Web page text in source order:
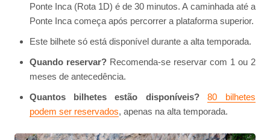
Ponte Inca (Rota 1D) é de 30 minutos. A caminhada até a
Ponte Inca começa após percorrer a plataforma superior.
Este bilhete só está disponível durante a alta temporada.
Quando reservar?Recomenda-se reservar com 1 ou 2
meses de antecedência.
Quantos bilhetes estão disponíveis?
80 bilhetes
podem ser reservados, apenas na alta temporada.